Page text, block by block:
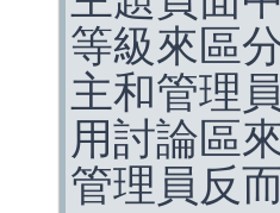
等級來區
主和管理
用討論區
管理員反